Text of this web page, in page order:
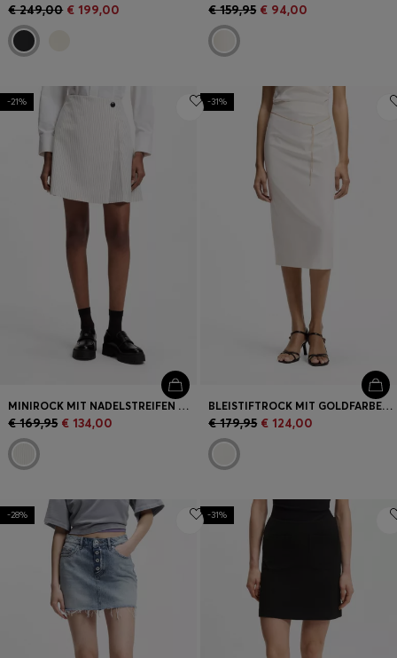
€ 249,00 € 199,00 € 159,95 € 94,00
-21%
MINIROCK MIT NADELSTREIFEN UND WICKELOPTIK
€ 169,95 € 134,00
-31%
BLEISTIFTROCK MIT GOLDFARBENEM KETTENGÜRTEL
€ 179,95 € 124,00
-28% -31%